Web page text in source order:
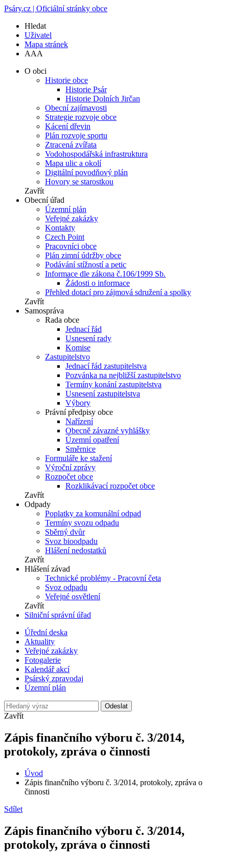
Psáry.cz | Oficiální stránky obce
Hledat
Uživatel
Mapa stránek
AAA
O obci
Historie obce
Historie Psár
Historie Dolních Jirčan
Obecní zajímavosti
Strategie rozvoje obce
Kácení dřevin
Plán rozvoje sportu
Ztracená zvířata
Vodohospodářská infrastruktura
Mapa ulic a okolí
Digitální povodňový plán
Hovory se starostkou
Zavřít
Obecní úřad
Územní plán
Veřejné zakázky
Kontakty
Czech Point
Pracovníci obce
Plán zimní údržby obce
Podávání stížností a petic
Informace dle zákona č.106/1999 Sb.
Žádosti o informace
Přehled dotací pro zájmová sdružení a spolky
Zavřít
Samospráva
Rada obce
Jednací řád
Usnesení rady
Komise
Zastupitelstvo
Jednací řád zastupitelstva
Pozvánka na nejbližší zastupitelstvo
Termíny konání zastupitelstva
Usnesení zastupitelstva
Výbory
Právní předpisy obce
Nařízení
Obecně závazné vyhlášky
Územní opatření
Směrnice
Formuláře ke stažení
Výroční zprávy
Rozpočet obce
Rozklikávací rozpočet obce
Zavřít
Odpady
Poplatky za komunální odpad
Termíny svozu odpadu
Sběrný dvůr
Svoz bioodpadu
Hlášení nedostatků
Zavřít
Hlášení závad
Technické problémy - Pracovní četa
Svoz odpadu
Veřejné osvětlení
Zavřít
Silniční správní úřad
Úřední deska
Aktuality
Veřejné zakázky
Fotogalerie
Kalendář akcí
Psárský zpravodaj
Územní plán
Odeslat
Zavřít
Zápis finančního výboru č. 3/2014,
protokoly, zpráva o činnosti
Úvod
Zápis finančního výboru č. 3/2014, protokoly, zpráva o
činnosti
Sdílet
Zápis finančního výboru č. 3/2014,
protokoly, zpráva o činnosti